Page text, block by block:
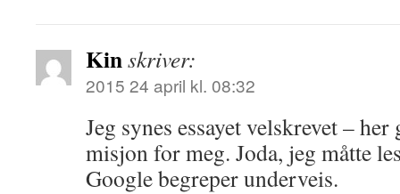
Kinskriver:
2015 24 april kl. 08:32
Jeg synes essayet velskrevet –
misjon for meg. Joda, jeg måtte
Google begreper underveis.